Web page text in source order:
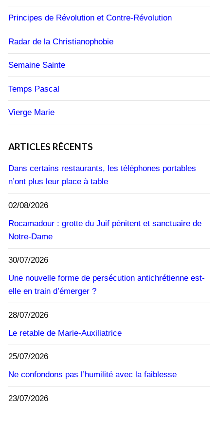
Principes de Révolution et Contre-Révolution
Radar de la Christianophobie
Semaine Sainte
Temps Pascal
Vierge Marie
ARTICLES RÉCENTS
Dans certains restaurants, les téléphones portables
n’ont plus leur place à table
02/08/2026
Rocamadour : grotte du Juif pénitent et sanctuaire de
Notre-Dame
30/07/2026
Une nouvelle forme de persécution antichrétienne est-
elle en train d’émerger ?
28/07/2026
Le retable de Marie-Auxiliatrice
25/07/2026
Ne confondons pas l’humilité avec la faiblesse
23/07/2026